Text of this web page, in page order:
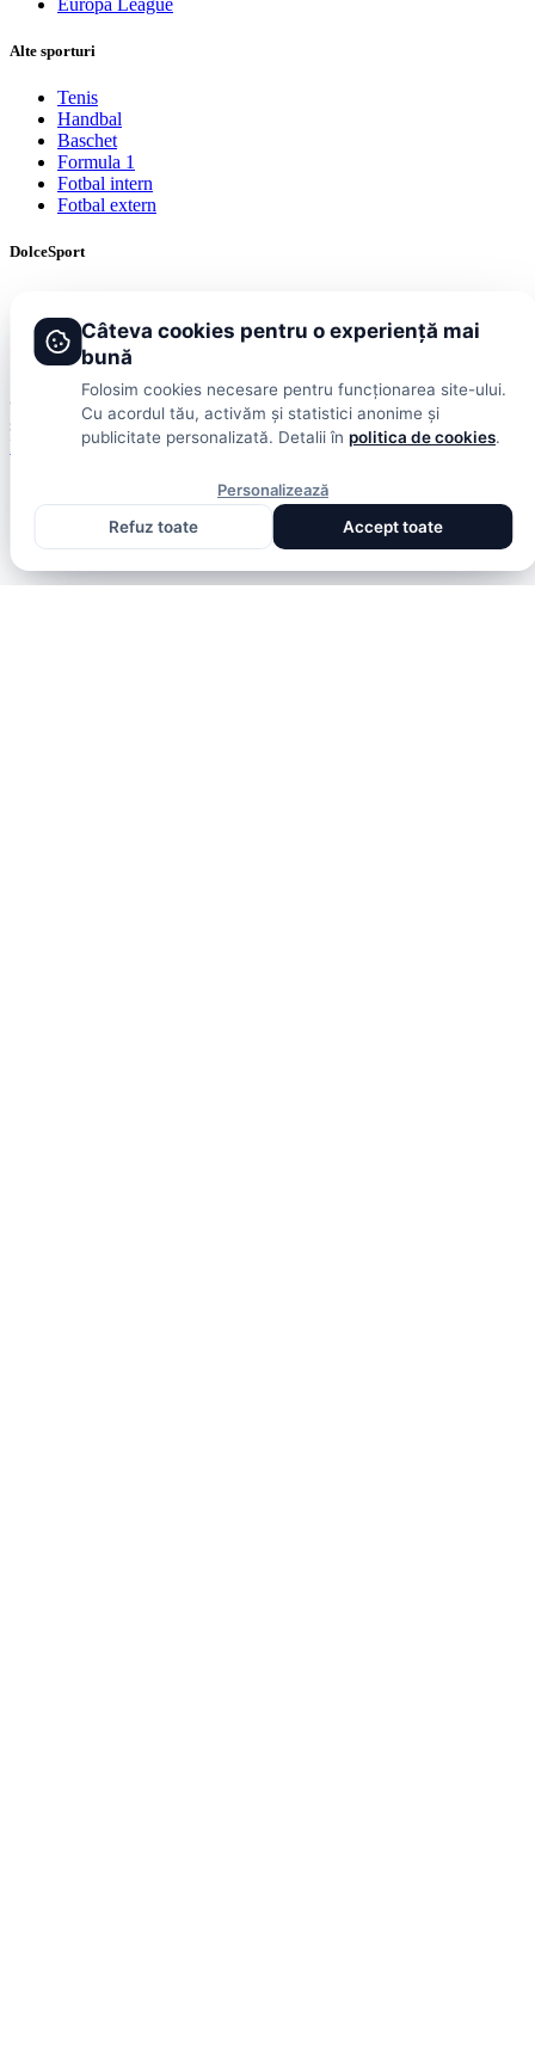
Alte sporturi
Tenis
Handbal
Baschet
Formula 1
Fotbal intern
Fotbal extern
DolceSport
Contact
Publicitate
Termeni și condiții
© 2026 DolceSport. Toate drepturile rezervate.
Scoruri, clasamente
și analize din toate competițiile
Fotbal intern Fotbal extern Scoruri live
Câteva cookies pentru o experiență mai
bună
Folosim cookies necesare pentru funcționarea site-ului.
Cu acordul tău, activăm și statistici anonime și
publicitate personalizată. Detalii în politica de cookies.
Personalizează
Refuz toate
Accept toate